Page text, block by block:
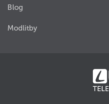
Blog
Modlitby